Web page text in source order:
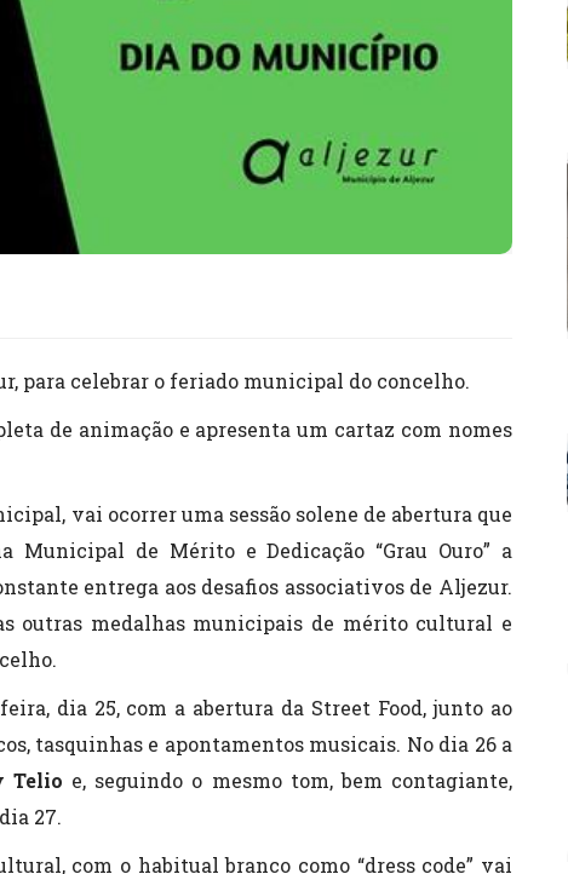
para celebrar o feriado municipal do concelho.
de animação e apresenta um cartaz com nomes
vai ocorrer uma sessão solene de abertura que
Municipal de Mérito e Dedicação “Grau Ouro” a
entrega aos desafios associativos de Aljezur.
outras medalhas municipais de mérito cultural e
dia 25, com a abertura da Street Food, junto ao
tasquinhas e apontamentos musicais. No dia 26 a
Telio e, seguindo o mesmo tom, bem contagiante,
27.
com o habitual branco como “dress code” vai